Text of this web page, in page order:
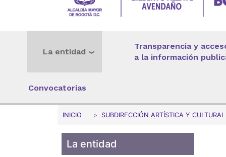
La entidad
Transparencia y
a la información
Convocatorias
Sobrescribir enlaces
INICIO SUBDIRECCIÓN ARTÍSTICA Y CULTURAL
La entidad